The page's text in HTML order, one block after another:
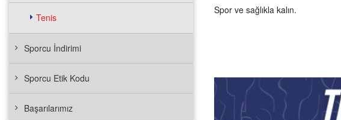
Tenis
Sporcu İndirimi
Sporcu Etik Kodu
Başarılarımız
Spor ve sağlıkla kalın.